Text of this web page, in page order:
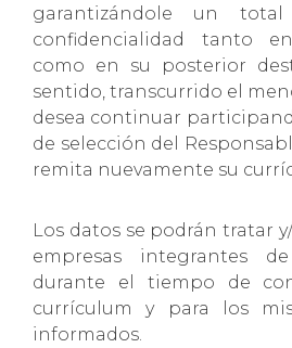
garantizándole un
confidencialidad tanto
como en su posterior
sentido, transcurrido el
desea continuar
de selección del
remita nuevamente su
Los datos se podrán tratar
empresas integrantes
durante el tiempo de
currículum y para los
informados.